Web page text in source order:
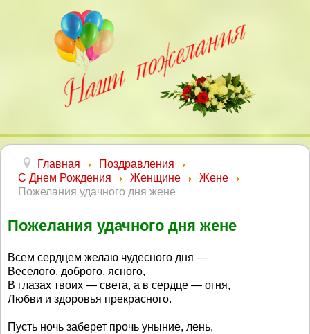
Главная
Поздравления
С Днем Рождения
Женщине
Жене
Пожелания удачного дня жене
Пожелания удачного дня жене
Всем сердцем желаю чудесного дня —
Веселого, доброго, ясного,
В глазах твоих — света, а в сердце — огня,
Любви и здоровья прекрасного.
Пусть ночь заберет прочь уныние, лень,